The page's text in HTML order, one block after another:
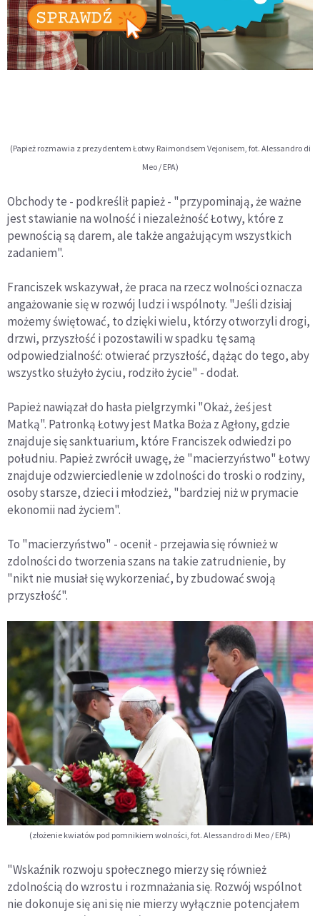
(Papież rozmawia z prezydentem Łotwy Raimondsem Vejonisem, fot. Alessandro di
Meo / EPA)
Obchody te - podkreślił papież - "przypominają, że ważne
jest stawianie na wolność i niezależność Łotwy, które z
pewnością są darem, ale także angażującym wszystkich
zadaniem".
Franciszek wskazywał, że praca na rzecz wolności oznacza
angażowanie się w rozwój ludzi i wspólnoty. "Jeśli dzisiaj
możemy świętować, to dzięki wielu, którzy otworzyli drogi,
drzwi, przyszłość i pozostawili w spadku tę samą
odpowiedzialność: otwierać przyszłość, dążąc do tego, aby
wszystko służyło życiu, rodziło życie" - dodał.
Papież nawiązał do hasła pielgrzymki "Okaż, żeś jest
Matką". Patronką Łotwy jest Matka Boża z Agłony, gdzie
znajduje się sanktuarium, które Franciszek odwiedzi po
południu. Papież zwrócił uwagę, że "macierzyństwo" Łotwy
znajduje odzwierciedlenie w zdolności do troski o rodziny,
osoby starsze, dzieci i młodzież, "bardziej niż w prymacie
ekonomii nad życiem".
To "macierzyństwo" - ocenił - przejawia się również w
zdolności do tworzenia szans na takie zatrudnienie, by
"nikt nie musiał się wykorzeniać, by zbudować swoją
przyszłość".
(złożenie kwiatów pod pomnikiem wolności, fot. Alessandro di Meo / EPA)
"Wskaźnik rozwoju społecznego mierzy się również
zdolnością do wzrostu i rozmnażania się. Rozwój wspólnot
nie dokonuje się ani się nie mierzy wyłącznie potencjałem